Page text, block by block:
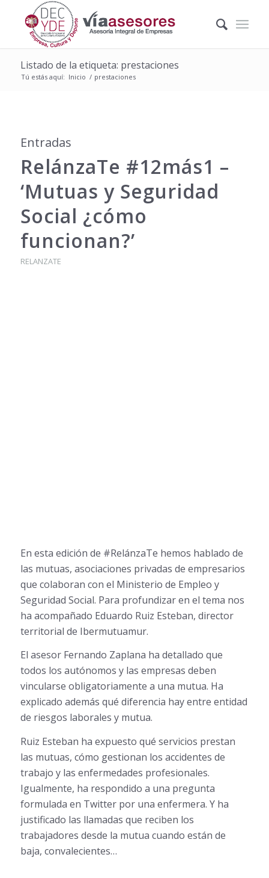
Listado de la etiqueta: prestaciones
Tú estás aquí: Inicio / prestaciones
Entradas
RelánzaTe #12más1 –
‘Mutuas y Seguridad
Social ¿cómo
funcionan?’
RELANZATE
En esta edición de #RelánzaTe hemos hablado de
las mutuas, asociaciones privadas de empresarios
que colaboran con el Ministerio de Empleo y
Seguridad Social. Para profundizar en el tema nos
ha acompañado Eduardo Ruiz Esteban, director
territorial de Ibermutuamur.
El asesor Fernando Zaplana ha detallado que
todos los autónomos y las empresas deben
vincularse obligatoriamente a una mutua. Ha
explicado además qué diferencia hay entre entidad
de riesgos laborales y mutua.
Ruiz Esteban ha expuesto qué servicios prestan
las mutuas, cómo gestionan los accidentes de
trabajo y las enfermedades profesionales.
Igualmente, ha respondido a una pregunta
formulada en Twitter por una enfermera. Y ha
justificado las llamadas que reciben los
trabajadores desde la mutua cuando están de
baja, convalecientes…